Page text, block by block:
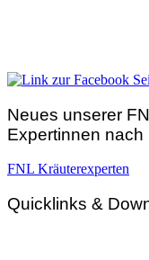
Neues unserer
Expertinnen nach
FNL Kräuterexperten
Quicklinks &